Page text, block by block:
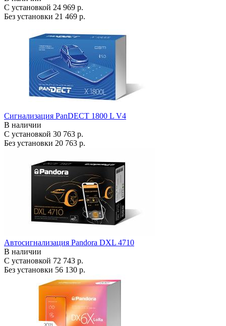
С установкой 24 969 р.
Без установки 21 469 р.
Сигнализация PanDECT 1800 L V4
В наличии
С установкой 30 763 р.
Без установки 20 763 р.
Автосигнализация Pandora DXL 4710
В наличии
С установкой 72 743 р.
Без установки 56 130 р.